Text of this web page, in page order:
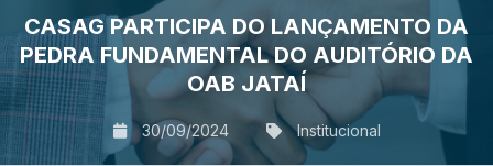
CASAG PARTICIPA DO LANÇAMENTO DA
PEDRA FUNDAMENTAL DO AUDITÓRIO DA
OAB JATAÍ
30/09/2024 Institucional